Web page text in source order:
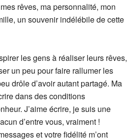
rêves, ma personnalité, mon
un souvenir indélébile de cette
les gens à réaliser leurs rêves,
un peu pour faire rallumer les
drôle d’avoir autant partagé. Ma
dans des conditions
J’aime écrire, je suis une
d’entre vous, vraiment !
et votre fidélité m’ont